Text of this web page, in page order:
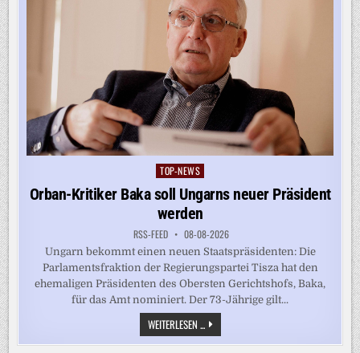
Posted
TOP-NEWS
Orban-Kritiker Baka soll Ungarns neuer Präsident
werden
RSS-FEED 08-08-2026
Ungarn bekommt einen neuen Staatspräsidenten: Die
Parlamentsfraktion der Regierungspartei Tisza hat den
ehemaligen Präsidenten des Obersten Gerichtshofs, Baka,
für das Amt nominiert. Der 73-Jährige gilt...
WEITERLESEN ... ORBAN-
KRITIKER
BAKA